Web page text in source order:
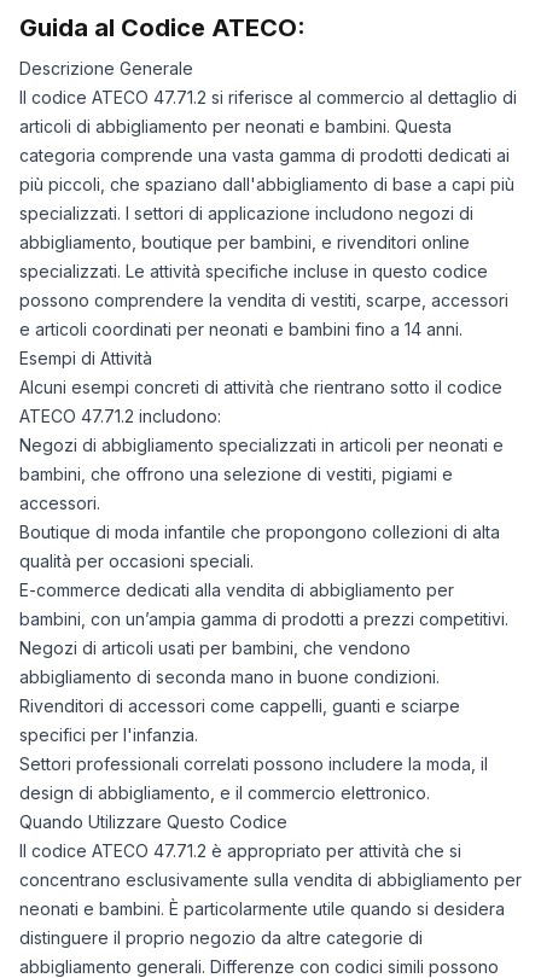
Guida al Codice ATECO:
Descrizione Generale
Il codice ATECO 47.71.2 si riferisce al commercio al dettaglio di
articoli di abbigliamento per neonati e bambini. Questa
categoria comprende una vasta gamma di prodotti dedicati ai
più piccoli, che spaziano dall'abbigliamento di base a capi più
specializzati. I settori di applicazione includono negozi di
abbigliamento, boutique per bambini, e rivenditori online
specializzati. Le attività specifiche incluse in questo codice
possono comprendere la vendita di vestiti, scarpe, accessori
e articoli coordinati per neonati e bambini fino a 14 anni.
Esempi di Attività
Alcuni esempi concreti di attività che rientrano sotto il codice
ATECO 47.71.2 includono:
Negozi di abbigliamento specializzati in articoli per neonati e
bambini, che offrono una selezione di vestiti, pigiami e
accessori.
Boutique di moda infantile che propongono collezioni di alta
qualità per occasioni speciali.
E-commerce dedicati alla vendita di abbigliamento per
bambini, con un’ampia gamma di prodotti a prezzi competitivi.
Negozi di articoli usati per bambini, che vendono
abbigliamento di seconda mano in buone condizioni.
Rivenditori di accessori come cappelli, guanti e sciarpe
specifici per l'infanzia.
Settori professionali correlati possono includere la moda, il
design di abbigliamento, e il commercio elettronico.
Quando Utilizzare Questo Codice
Il codice ATECO 47.71.2 è appropriato per attività che si
concentrano esclusivamente sulla vendita di abbigliamento per
neonati e bambini. È particolarmente utile quando si desidera
distinguere il proprio negozio da altre categorie di
abbigliamento generali. Differenze con codici simili possono